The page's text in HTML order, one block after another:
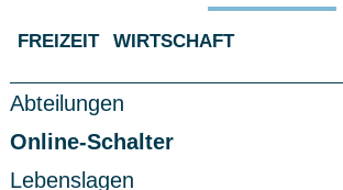
FREIZEIT WIRTSCHAFT
Subnavigation
Abteilungen
Online-Schalter
Lebenslagen